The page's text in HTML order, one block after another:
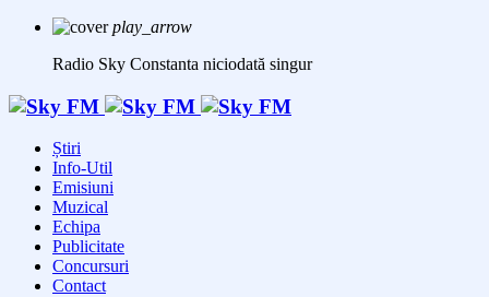
play_arrow
Radio Sky Constanta niciodată singur
Știri
Info-Util
Emisiuni
Muzical
Echipa
Publicitate
Concursuri
Contact